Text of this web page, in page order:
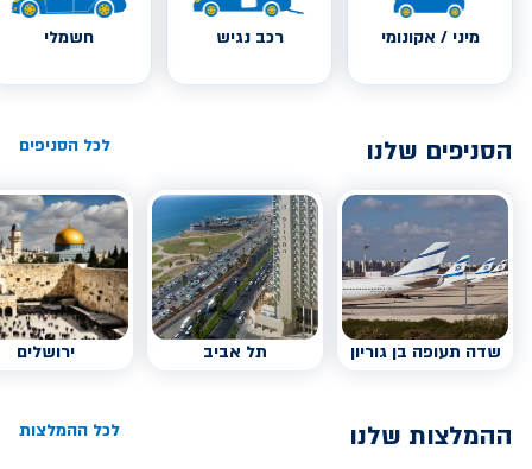
מיני / אקונומי רכב נגיש חשמלי
הסניפים שלנו לכל הסניפים
שדה תעופה בן גוריון תל אביב ירושלים
ההמלצות שלנו לכל ההמלצות